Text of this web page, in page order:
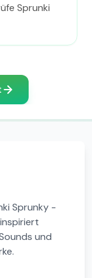
Sprunki
Sprunky -
und